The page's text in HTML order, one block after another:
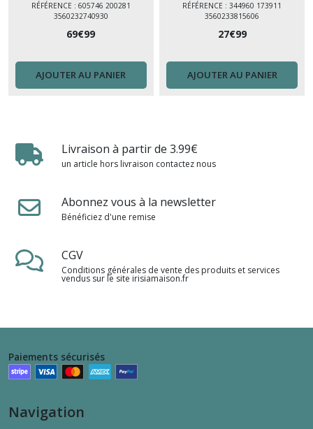
RÉFÉRENCE : 605746 200281
3560232740930
69€99
AJOUTER AU PANIER
RÉFÉRENCE : 344960 173911
3560233815606
27€99
AJOUTER AU PANIER
Livraison à partir de 3.99€
un article hors livraison contactez nous
Abonnez vous à la newsletter
Bénéficiez d'une remise
CGV
Conditions générales de vente des produits et services
vendus sur le site irisiamaison.fr
Paiements sécurisés
Navigation